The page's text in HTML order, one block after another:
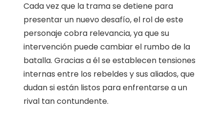
Cada vez que la trama se detiene para
presentar un nuevo desafío, el rol de este
personaje cobra relevancia, ya que su
intervención puede cambiar el rumbo de la
batalla. Gracias a él se establecen tensiones
internas entre los rebeldes y sus aliados, que
dudan si están listos para enfrentarse a un
rival tan contundente.